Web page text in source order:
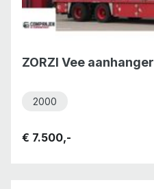
ZORZI Vee aanhanger
2000
€ 7.500,-